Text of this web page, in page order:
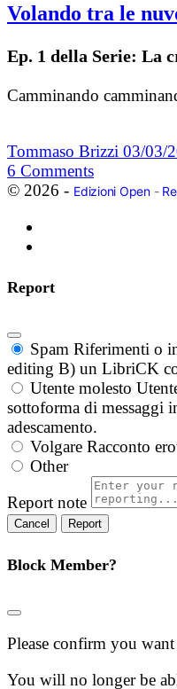
Volando tra le
Ep. 1 della Serie: La
Camminando
Tommaso Brizzi 03/03/
6 Comments
© 2026 - Edizioni Open-
Report
Spam Riferimenti o
editing B) un LibriCK
Utente molesto
sottoforma di messaggi
adescamento.
Volgare Racconto
Other
Report note
Report
Block Member?
Please confirm you
You will no longer be